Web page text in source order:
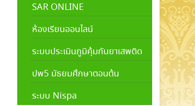
SAR ONLINE
ห้องเรียนออนไลน์
ระบบประเมินภูมิคุ้มกันยาเสพติด
ปพ5 มัธยมศึกษาตอนต้น
ระบบ Nispa